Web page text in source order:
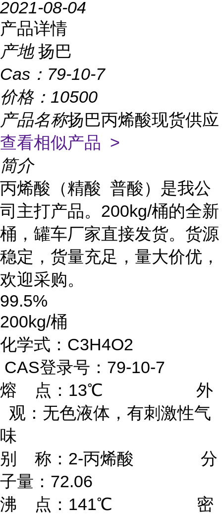
2021-08-04
产品详情
产地 扬巴
Cas： 79-10-7
价格： 10500
产品名称扬巴丙烯酸现货供应
查看相似产品 >
简介
丙烯酸（精酸 普酸）是我公
司主打产品。 200kg/桶的全新
桶，罐车厂家直接发货。货源
稳定，货量充足，量大价优，
欢迎采购。
99.5%
200kg/桶
化学式：C3H4O2
CAS登录号：79-10-7
熔 点：13℃ 外
观：无色液体，有刺激性气
味
别 称：2-丙烯酸 分
子量：72.06
沸 点：141℃ 密